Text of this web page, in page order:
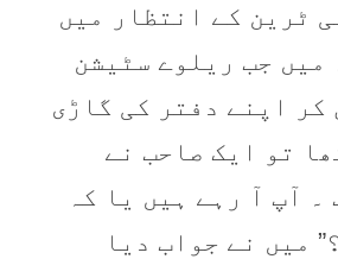
ٹرین کے انتظار میں
میں جب ریلوے سٹیشن
کر اپنے دفتر کی گاڑی
تو ایک صاحب نے
۔ آپ آ رہے ہیں یا کہ
میں نے جواب دیا